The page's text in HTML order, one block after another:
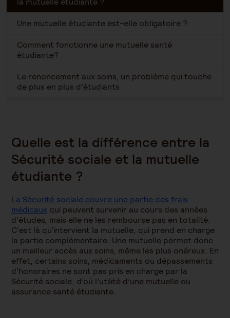
Une mutuelle étudiante est-elle obligatoire ?
Comment fonctionne une mutuelle santé
étudiante?
Le renoncement aux soins, un problème qui touche
de plus en plus d’étudiants
Quelle est la différence entre la
Sécurité sociale et la mutuelle
étudiante ?
La Sécurité sociale couvre une partie des frais
médicaux qui peuvent survenir au cours des années
d’études, mais elle ne les rembourse pas en totalité.
C’est là qu’intervient la mutuelle, qui prend en charge
la partie complémentaire. Une mutuelle permet donc
un meilleur accès aux soins, même les plus onéreux. En
effet, certains soins, médicaments ou dépassements
d’honoraires ne sont pas pris en charge par la
Sécurité sociale, d’où l’utilité d’une mutuelle ou
assurance santé étudiante.